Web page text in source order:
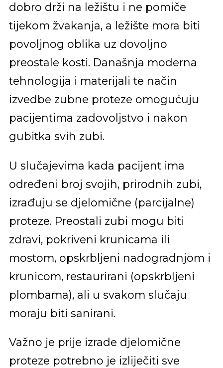
dobro drži na ležištu i ne pomiče
tijekom žvakanja, a ležište mora biti
povoljnog oblika uz dovoljno
preostale kosti. Današnja moderna
tehnologija i materijali te način
izvedbe zubne proteze omogućuju
pacijentima zadovoljstvo i nakon
gubitka svih zubi.
U slučajevima kada pacijent ima
određeni broj svojih, prirodnih zubi,
izrađuju se djelomične (parcijalne)
proteze. Preostali zubi mogu biti
zdravi, pokriveni krunicama ili
mostom, opskrbljeni nadogradnjom i
krunicom, restaurirani (opskrbljeni
plombama), ali u svakom slučaju
moraju biti sanirani.
Važno je prije izrade djelomične
proteze potrebno je izliječiti sve